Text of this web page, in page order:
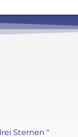
Sternen "